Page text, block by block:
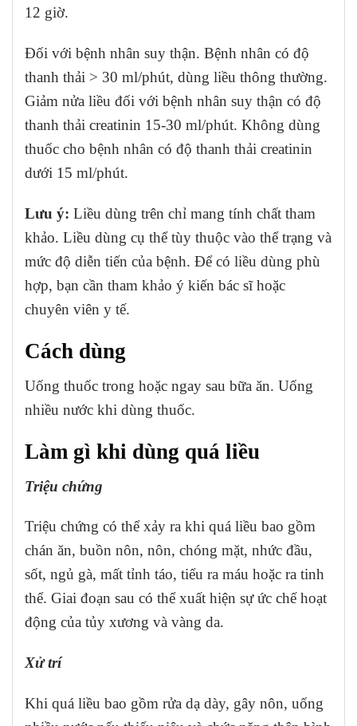
12 giờ.
Đối với bệnh nhân suy thận. Bệnh nhân có độ
thanh thải > 30 ml/phút, dùng liều thông thường.
Giảm nửa liều đối với bệnh nhân suy thận có độ
thanh thải creatinin 15-30 ml/phút. Không dùng
thuốc cho bệnh nhân có độ thanh thải creatinin
dưới 15 ml/phút.
Lưu ý: Liều dùng trên chỉ mang tính chất tham
khảo. Liều dùng cụ thể tùy thuộc vào thể trạng và
mức độ diễn tiến của bệnh. Để có liều dùng phù
hợp, bạn cần tham khảo ý kiến bác sĩ hoặc
chuyên viên y tế.
Cách dùng
Uống thuốc trong hoặc ngay sau bữa ăn. Uống
nhiều nước khi dùng thuốc.
Làm gì khi dùng quá liều
Triệu chứng
Triệu chứng có thể xảy ra khi quá liều bao gồm
chán ăn, buồn nôn, nôn, chóng mặt, nhức đầu,
sốt, ngủ gà, mất tỉnh táo, tiểu ra máu hoặc ra tinh
thể. Giai đoạn sau có thể xuất hiện sự ức chế hoạt
động của tủy xương và vàng da.
Xử trí
Khi quá liều bao gồm rửa dạ dày, gây nôn, uống